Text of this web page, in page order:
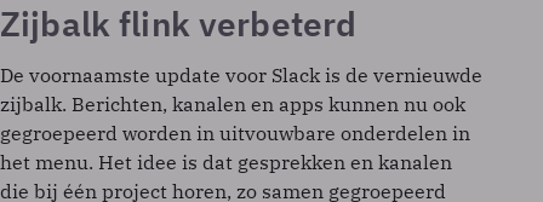
Zijbalk flink verbeterd
De voornaamste update voor Slack is de vernieuwde
zijbalk. Berichten, kanalen en apps kunnen nu ook
gegroepeerd worden in uitvouwbare onderdelen in
het menu. Het idee is dat gesprekken en kanalen
die bij één project horen, zo samen gegroepeerd